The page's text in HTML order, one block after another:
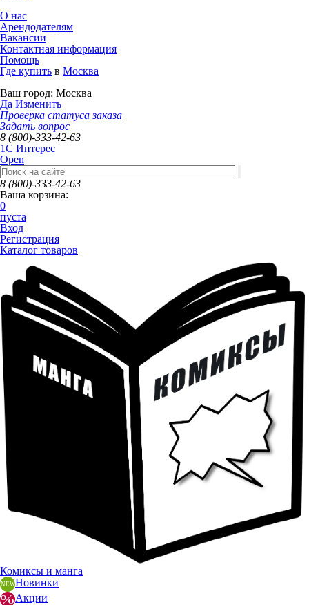
О нас
Арендодателям
Вакансии
Контактная информация
Помощь
Где купить в Москва
Ваш город: Москва
Да Изменить
Проверка статуса заказа
Задать вопрос
8 (800)-333-42-63
1C Интерес
Open
8 (800)-333-42-63
Ваша корзина:
0
пуста
Вход
Регистрация
Каталог товаров
Комиксы и манга
Новинки
Акции